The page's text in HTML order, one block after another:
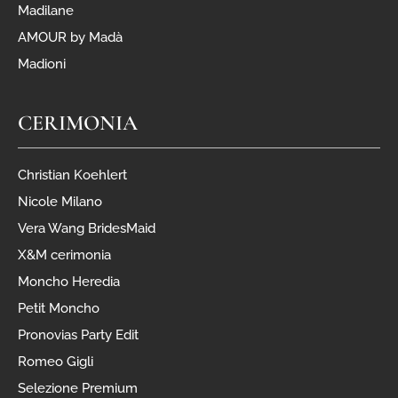
Madilane
AMOUR by Madà
Madioni
CERIMONIA
Christian Koehlert
Nicole Milano
Vera Wang BridesMaid
X&M cerimonia
Moncho Heredia
Petit Moncho
Pronovias Party Edit
Romeo Gigli
Selezione Premium